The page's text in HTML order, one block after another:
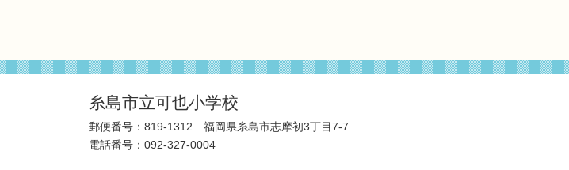
糸島市立可也小学校
郵便番号：819-1312 福岡県糸島市志摩初3丁目7-7
電話番号：092-327-0004